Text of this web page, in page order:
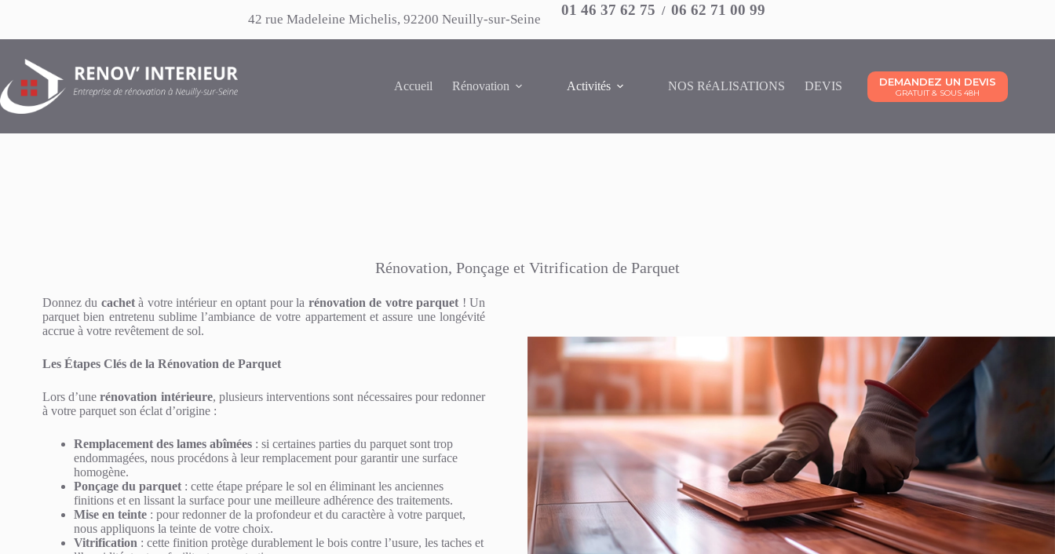
42 rue Madeleine Michelis, 92200 Neuilly-sur-Seine
01 46 37 62 75 / 06 62 71 00 99
Accueil Rénovation Activités NOS RéALISATIONS DEVIS DEMANDEZ UN DEVIS
GRATUIT & SOUS 48H
Rénovation, Ponçage et Vitrification de Parquet
Donnez du cachetà votre intérieur en optant pour la rénovation de votre parquet ! Un
parquet bien entretenu sublime l’ambiance de votre appartement et assure une longévité
accrue à votre revêtement de sol.
Les Étapes Clés de la Rénovation de Parquet
Lors d’unerénovation intérieure, plusieurs interventions sont nécessaires pour redonner
à votre parquet son éclat d’origine :
Remplacement des lames abîmées: si certaines parties du parquet sont trop
endommagées, nous procédons à leur remplacement pour garantir une surface
homogène.
Ponçage du parquet: cette étape prépare le sol en éliminant les anciennes
finitions et en lissant la surface pour une meilleure adhérence des traitements.
Mise en teinte: pour redonner de la profondeur et du caractère à votre parquet,
nous appliquons la teinte de votre choix.
Vitrification : cette finition protège durablement le bois contre l’usure, les taches et